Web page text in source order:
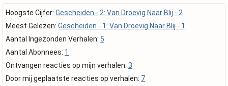
Hoogste Cijfer: Gescheiden - 2: Van Droevig Naar Blij - 2
Meest Gelezen: Gescheiden - 1: Van Droevig Naar Blij - 1
Aantal Ingezonden Verhalen: 5
Aantal Abonnees: 1
Ontvangen reacties op mijn verhalen: 3
Door mij geplaatste reacties op verhalen: 7